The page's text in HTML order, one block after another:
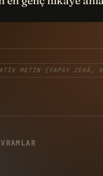
METIN (YAPAY ZEKÂ,